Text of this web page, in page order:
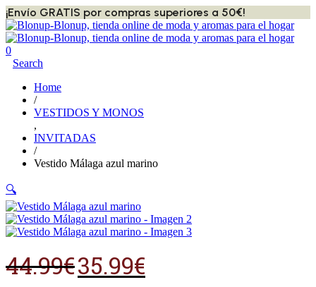
¡Envío GRATIS por compras superiores a 50€!
0
Search
Home
/
VESTIDOS Y MONOS
,
INVITADAS
/
Vestido Málaga azul marino
🔍
44.99€ El
precio
original
35.99€actual